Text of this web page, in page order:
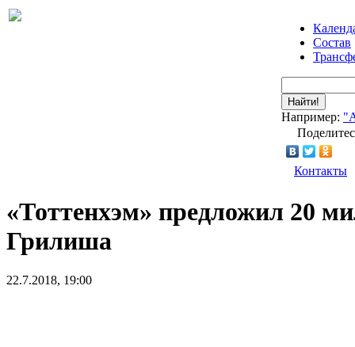
Состав
Найти!
Например:
Контакты
«Тоттенхэм» предложил 20
Грилиша
22.7.2018, 19:00